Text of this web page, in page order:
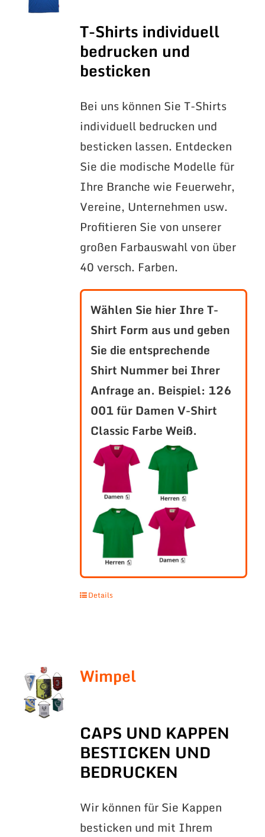
T-Shirts individuell
bedrucken und
besticken
Bei uns können Sie T-Shirts
individuell bedrucken und
besticken lassen. Entdecken
Sie die modische Modelle für
Ihre Branche wie Feuerwehr,
Vereine, Unternehmen usw.
Profitieren Sie von unserer
großen Farbauswahl von über
40 versch. Farben.
Wählen Sie hier Ihre T-
Shirt Form aus und geben
Sie die entsprechende
Shirt Nummer bei Ihrer
Anfrage an. Beispiel: 126
001 für Damen V-Shirt
Classic Farbe Weiß.
Details
Wimpel
CAPS UND KAPPEN
BESTICKEN UND
BEDRUCKEN
Wir können für Sie Kappen
besticken und mit Ihrem